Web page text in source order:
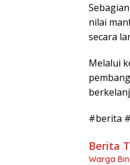
nilai
secara
Melalui
#berita
Berita
Warga